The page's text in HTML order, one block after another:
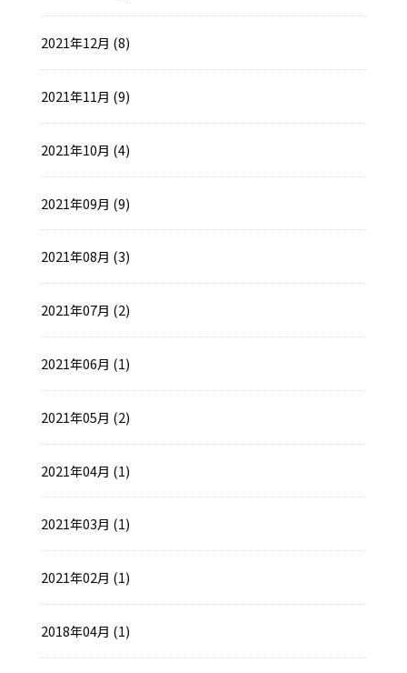
2021年12月 (8)
2021年11月 (9)
2021年10月 (4)
2021年09月 (9)
2021年08月 (3)
2021年07月 (2)
2021年06月 (1)
2021年05月 (2)
2021年04月 (1)
2021年03月 (1)
2021年02月 (1)
2018年04月 (1)